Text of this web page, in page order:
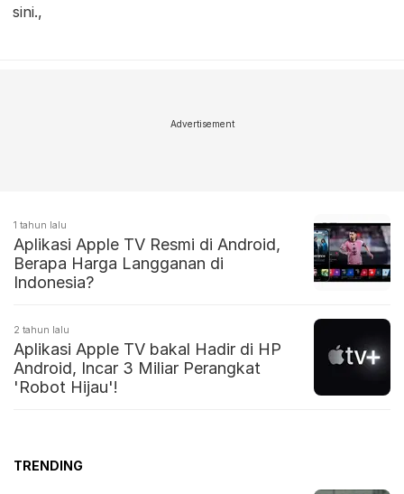
sini.,
Advertisement
1 tahun lalu
Aplikasi Apple TV Resmi di Android,
Berapa Harga Langganan di
Indonesia?
2 tahun lalu
Aplikasi Apple TV bakal Hadir di HP
Android, Incar 3 Miliar Perangkat
'Robot Hijau'!
TRENDING